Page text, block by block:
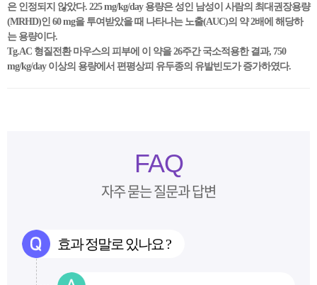
은 인정되지 않았다. 225 mg/kg/day 용량은 성인 남성이 사람의 최대권장용량
(MRHD)인 60 mg을 투여받았을 때 나타나는 노출(AUC)의 약 2배에 해당하
는 용량이다.
Tg.AC 형질전환 마우스의 피부에 이 약을 26주간 국소적용한 결과, 750
mg/kg/day 이상의 용량에서 편평상피 유두종의 유발빈도가 증가하였다.
FAQ
자주 묻는 질문과 답변
효과 정말로 있나요 ?